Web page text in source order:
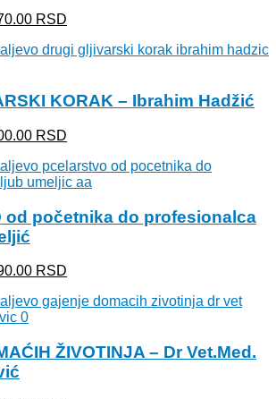
RSD
je:
KORAK – Ibrahim Hadžić
RSD
je:
2,800.00 RSD.
od početnika do profesionalca
RSD
je:
ŽIVOTINJA – Dr Vet.Med.